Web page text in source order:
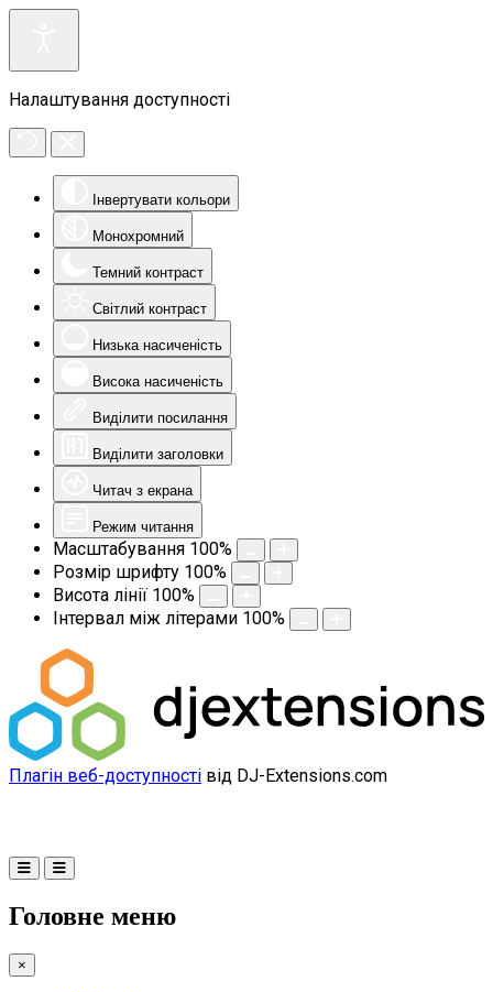
Налаштування доступності
Інвертувати кольори
Монохромний
Темний контраст
Світлий контраст
Низька насиченість
Висока насиченість
Виділити посилання
Виділити заголовки
Читач з екрана
Режим читання
Масштабування 100%
Розмір шрифту 100%
Висота лінії 100%
Інтервал між літерами 100%
Плагін веб-доступності від DJ-Extensions.com
Головне меню
×